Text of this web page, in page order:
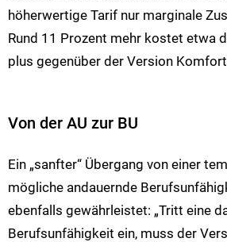
höherwertige Tarif nur marginale
Rund 11 Prozent mehr kostet etwa
plus gegenüber der Version
Von der AU zur BU
Ein „sanfter“ Übergang von einer
mögliche andauernde
ebenfalls gewährleistet: „Tritt eine
Berufsunfähigkeit ein, muss der